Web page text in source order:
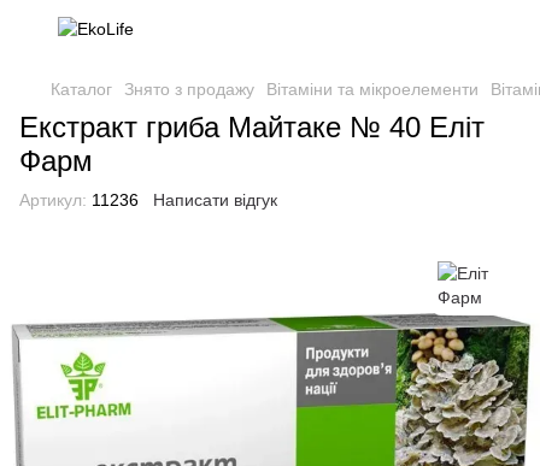
Каталог Знято з продажу Вітаміни та мікроелементи
Екстракт гриба Майтаке № 40 Еліт
Фарм
Артикул: 11236 Написати відгук